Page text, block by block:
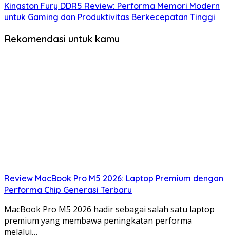
Kingston Fury DDR5 Review: Performa Memori Modern
untuk Gaming dan Produktivitas Berkecepatan Tinggi
Rekomendasi untuk kamu
Review MacBook Pro M5 2026: Laptop Premium dengan
Performa Chip Generasi Terbaru
MacBook Pro M5 2026 hadir sebagai salah satu laptop
premium yang membawa peningkatan performa
melalui…